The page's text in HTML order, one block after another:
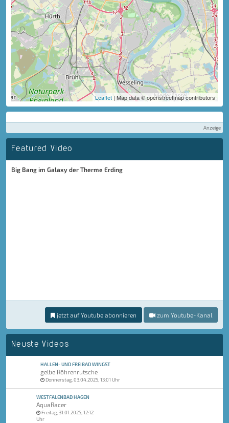
Leaflet | Map data © openstreetmap contributors
Anzeige
Featured Video
Big Bang im Galaxy der Therme Erding
jetzt auf Youtube abonnieren zum Youtube-Kanal
Neuste Videos
HALLEN- UND FREIBAD WINGST
gelbe Röhrenrutsche
Donnerstag, 03.04.2025, 13:01 Uhr
WESTFALENBAD HAGEN
AquaRacer
Freitag, 31.01.2025, 12:12
Uhr